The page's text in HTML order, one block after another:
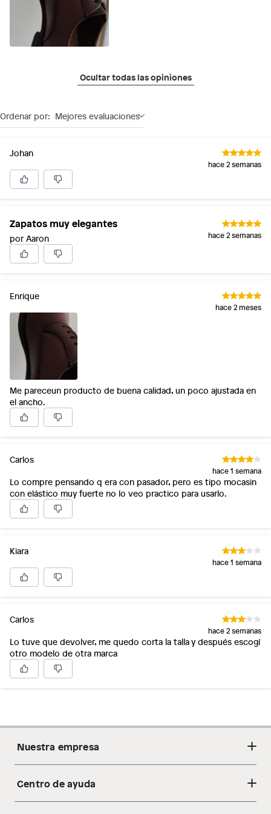
Ocultar todas las opiniones
Ordenar por: Mejores evaluaciones
Johan
hace 2 semanas
Zapatos muy elegantes
por Aaron hace 2 semanas
Enrique
hace 2 meses
Me pareceun producto de buena calidad, un poco ajustada en
el ancho.
Carlos
hace 1 semana
Lo compre pensando q era con pasador, pero es tipo mocasin
con elástico muy fuerte no lo veo practico para usarlo.
Kiara
hace 1 semana
Carlos
hace 2 semanas
Lo tuve que devolver, me quedo corta la talla y después escogí
otro modelo de otra marca
Nuestra empresa
Acerca de nosotros
Centro de ayuda